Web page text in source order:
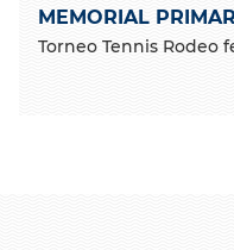
MEMORIAL
Torneo Tennis Rodeo